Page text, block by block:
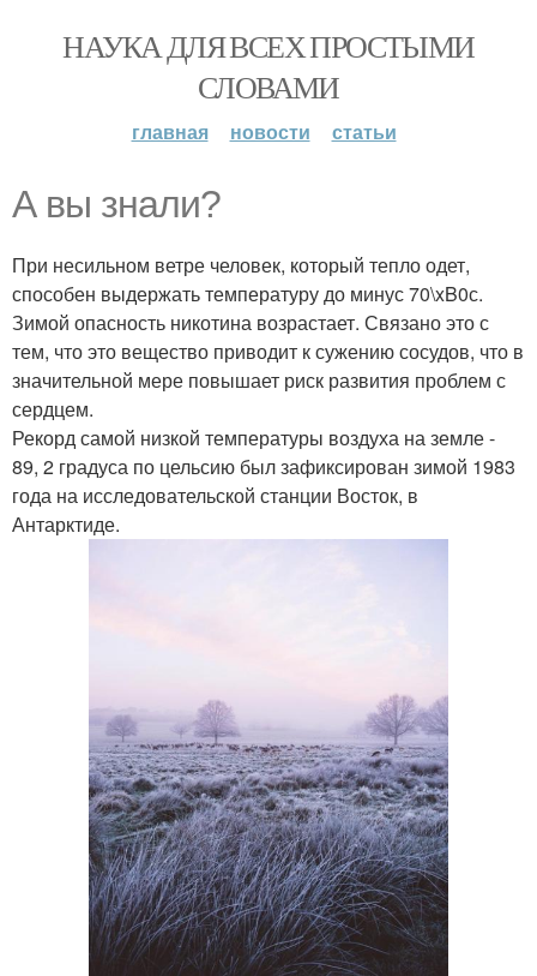
НАУКА ДЛЯ ВСЕХ ПРОСТЫМИ
СЛОВАМИ
главная новости статьи
А вы знали?
При несильном ветре человек, который тепло одет,
способен выдержать температуру до минус 70\xB0с.
Зимой опасность никотина возрастает. Связано это с
тем, что это вещество приводит к сужению сосудов, что в
значительной мере повышает риск развития проблем с
сердцем.
Рекорд самой низкой температуры воздуха на земле -
89, 2 градуса по цельсию был зафиксирован зимой 1983
года на исследовательской станции Восток, в
Антарктиде.